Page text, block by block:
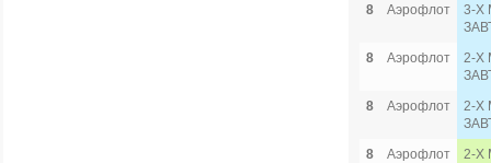
8
Аэрофлот
3-Х
8
Аэрофлот
2-Х
8
Аэрофлот
2-Х
8
Аэрофлот
2-Х